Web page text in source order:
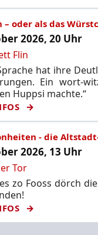
– oder als das
2026, 20 Uhr
Flin
hat ihre
Ein wort-
Huppsi machte.“
- die
2026, 13 Uhr
Tor
zo Fooss dörch